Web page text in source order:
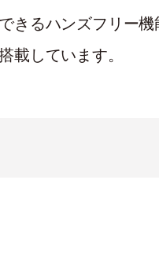
きるハンズフリー
載しています。